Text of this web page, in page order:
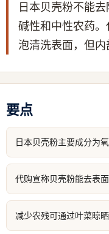
日本贝壳粉不能
碱性和中性农药
泡清洗表面，但内
要点
日本贝壳粉主要成分为
代购宣称贝壳粉能去表
减少农残可通过叶菜晾